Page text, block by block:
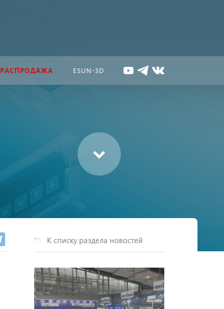
РАСПРОДАЖА ESUN-3D
К списку раздела новостей